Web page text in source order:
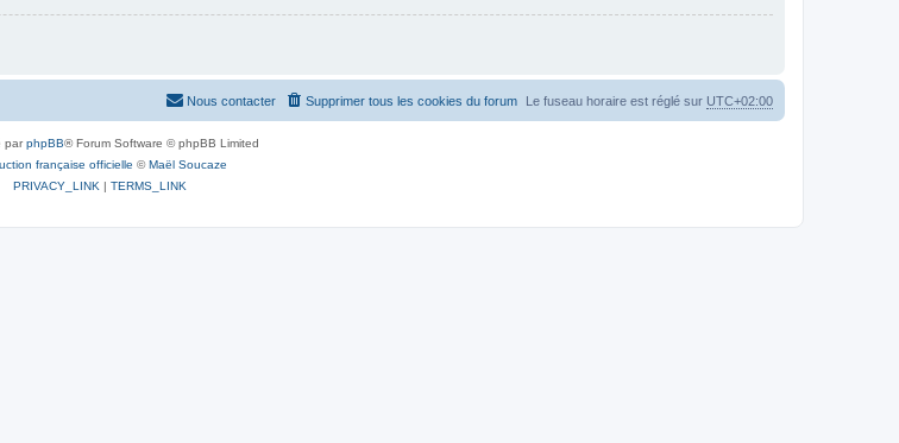
Le fuseau horaire est réglé sur UTC+02:00
Supprimer tous les cookies du forum
Nous contacter
parphpBB® Forum Software © phpBB Limited
française officielle ©Maël Soucaze
PRIVACY_LINK | TERMS_LINK